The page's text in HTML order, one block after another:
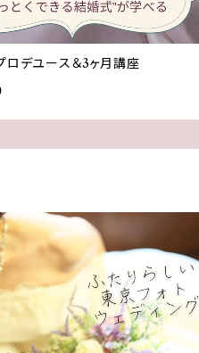
ロデユース＆3ヶ月講座